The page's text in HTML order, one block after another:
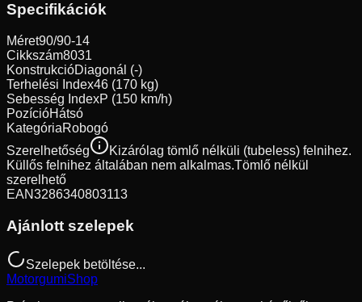
Specifikációk
Méret90/90-14
Cikkszám8031
KonstrukcióDiagonál (-)
Terhelési Index46 (170 kg)
Sebesség IndexP (150 km/h)
PozícióHátsó
KategóriaRobogó
Szerelhetőség
Kizárólag tömlő nélküli (tubeless) felnihez.
Küllős felnihez általában nem alkalmas.Tömlő nélkül
szerelhető
EAN3286340803113
Ajánlott szelepek
Szelepek betöltése...
MotorgumiShop